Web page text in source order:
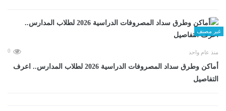
غير مصنف
منذ عام واحد 0
أماكن وطرق سداد المصروفات الدراسية 2026 لطلاب المدارس.. اعرف
التفاصيل